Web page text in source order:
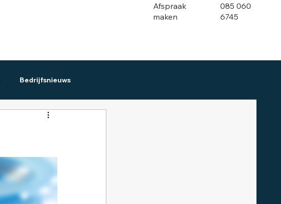
Afspraak
maken
085 060
6745
Bedrijfsnieuws